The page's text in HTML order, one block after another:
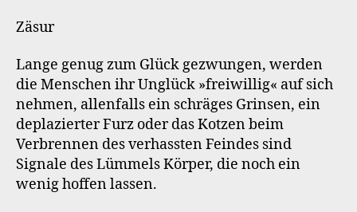
Zäsur
Lange genug zum Glück gezwungen, werden
die Menschen ihr Unglück »freiwillig« auf sich
nehmen, allenfalls ein schräges Grinsen, ein
deplazierter Furz oder das Kotzen beim
Verbrennen des verhassten Feindes sind
Signale des Lümmels Körper, die noch ein
wenig hoffen lassen.